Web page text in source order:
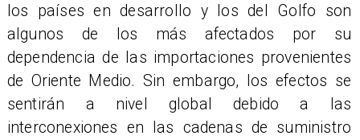
los países en desarrollo y los del Golfo son
algunos de los más afectados por su
dependencia de las importaciones provenientes
de Oriente Medio. Sin embargo, los efectos se
sentirán a nivel global debido a las
interconexiones en las cadenas de suministro